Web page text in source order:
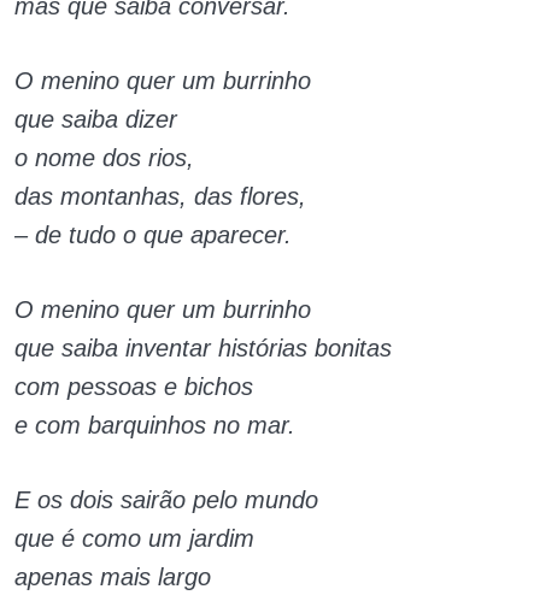
mas que saiba conversar.
O menino quer um burrinho
que saiba dizer
o nome dos rios,
das montanhas, das flores,
– de tudo o que aparecer.
O menino quer um burrinho
que saiba inventar histórias bonitas
com pessoas e bichos
e com barquinhos no mar.
E os dois sairão pelo mundo
que é como um jardim
apenas mais largo